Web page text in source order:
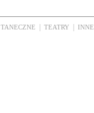
TANECZNE TEATRY INNE